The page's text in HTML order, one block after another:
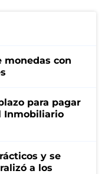
monedas con
para pagar
Inmobiliario
y se
a los